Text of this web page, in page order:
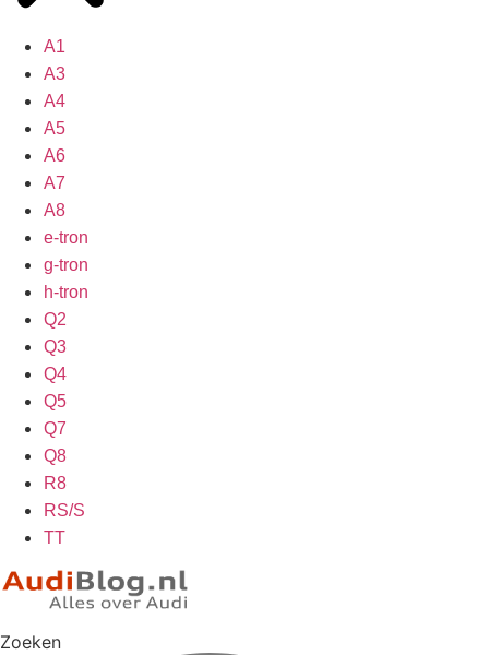
A1
A3
A4
A5
A6
A7
A8
e-tron
g-tron
h-tron
Q2
Q3
Q4
Q5
Q7
Q8
R8
RS/S
TT
Zoeken